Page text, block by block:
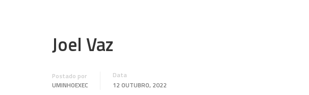
Joel Vaz
Postado por
UMINHOEXEC
Data
12 OUTUBRO, 2022